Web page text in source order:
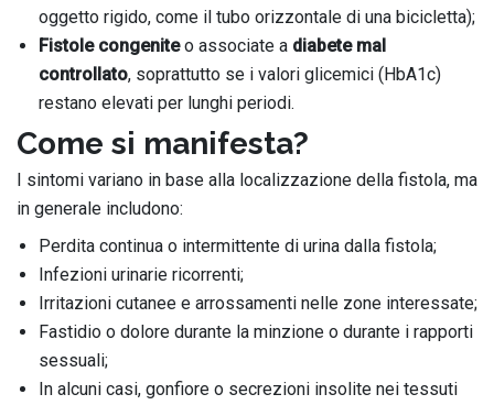
oggetto rigido, come il tubo orizzontale di una bicicletta);
Fistole congeniteo associate a diabete mal
controllato, soprattutto se i valori glicemici (HbA1c)
restano elevati per lunghi periodi.
Come si manifesta?
I sintomi variano in base alla localizzazione della fistola, ma
in generale includono:
Perdita continua o intermittente di urina dalla fistola;
Infezioni urinarie ricorrenti;
Irritazioni cutanee e arrossamenti nelle zone interessate;
Fastidio o dolore durante la minzione o durante i rapporti
sessuali;
In alcuni casi, gonfiore o secrezioni insolite nei tessuti